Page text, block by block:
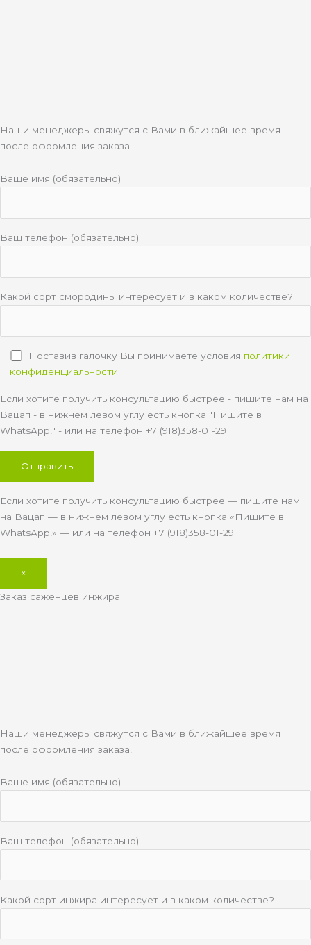
Наши менеджеры свяжутся с Вами в ближайшее время
после оформления заказа!
Ваше имя (обязательно)
Ваш телефон (обязательно)
Какой сорт смородины интересует и в каком количестве?
Поставив галочку Вы принимаете условия политики
конфиденциальности
Если хотите получить консультацию быстрее - пишите нам на
Вацап - в нижнем левом углу есть кнопка "Пишите в
WhatsApp!" - или на телефон +7 (918)358-01-29
Если хотите получить консультацию быстрее — пишите нам
на Вацап — в нижнем левом углу есть кнопка «Пишите в
WhatsApp!» — или на телефон +7 (918)358-01-29
×
Заказ саженцев инжира
Наши менеджеры свяжутся с Вами в ближайшее время
после оформления заказа!
Ваше имя (обязательно)
Ваш телефон (обязательно)
Какой сорт инжира интересует и в каком количестве?